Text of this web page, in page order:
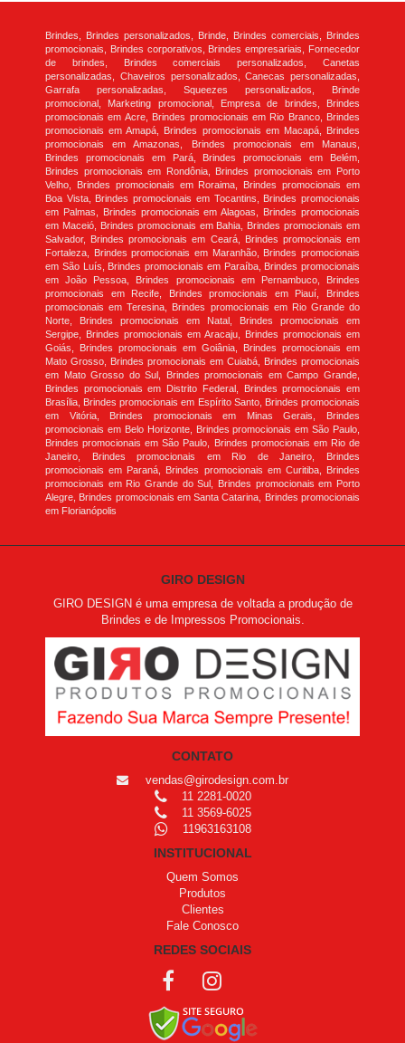
Brindes, Brindes personalizados, Brinde, Brindes comerciais, Brindes
promocionais, Brindes corporativos, Brindes empresariais, Fornecedor
de brindes, Brindes comerciais personalizados, Canetas
personalizadas, Chaveiros personalizados, Canecas personalizadas,
Garrafa personalizadas, Squeezes personalizados, Brinde
promocional, Marketing promocional, Empresa de brindes, Brindes
promocionais em Acre, Brindes promocionais em Rio Branco, Brindes
promocionais em Amapá, Brindes promocionais em Macapá, Brindes
promocionais em Amazonas, Brindes promocionais em Manaus,
Brindes promocionais em Pará, Brindes promocionais em Belém,
Brindes promocionais em Rondônia, Brindes promocionais em Porto
Velho, Brindes promocionais em Roraima, Brindes promocionais em
Boa Vista, Brindes promocionais em Tocantins, Brindes promocionais
em Palmas, Brindes promocionais em Alagoas, Brindes promocionais
em Maceió, Brindes promocionais em Bahia, Brindes promocionais em
Salvador, Brindes promocionais em Ceará, Brindes promocionais em
Fortaleza, Brindes promocionais em Maranhão, Brindes promocionais
em São Luís, Brindes promocionais em Paraíba, Brindes promocionais
em João Pessoa, Brindes promocionais em Pernambuco, Brindes
promocionais em Recife, Brindes promocionais em Piauí, Brindes
promocionais em Teresina, Brindes promocionais em Rio Grande do
Norte, Brindes promocionais em Natal, Brindes promocionais em
Sergipe, Brindes promocionais em Aracaju, Brindes promocionais em
Goiás, Brindes promocionais em Goiânia, Brindes promocionais em
Mato Grosso, Brindes promocionais em Cuiabá, Brindes promocionais
em Mato Grosso do Sul, Brindes promocionais em Campo Grande,
Brindes promocionais em Distrito Federal, Brindes promocionais em
Brasília, Brindes promocionais em Espírito Santo, Brindes promocionais
em Vitória, Brindes promocionais em Minas Gerais, Brindes
promocionais em Belo Horizonte, Brindes promocionais em São Paulo,
Brindes promocionais em São Paulo, Brindes promocionais em Rio de
Janeiro, Brindes promocionais em Rio de Janeiro, Brindes
promocionais em Paraná, Brindes promocionais em Curitiba, Brindes
promocionais em Rio Grande do Sul, Brindes promocionais em Porto
Alegre, Brindes promocionais em Santa Catarina, Brindes promocionais
em Florianópolis
GIRO DESIGN
GIRO DESIGN é uma empresa de voltada a produção de
Brindes e de Impressos Promocionais.
CONTATO
vendas@girodesign.com.br
11 2281-0020
11 3569-6025
11963163108
INSTITUCIONAL
Quem Somos
Produtos
Clientes
Fale Conosco
REDES SOCIAIS